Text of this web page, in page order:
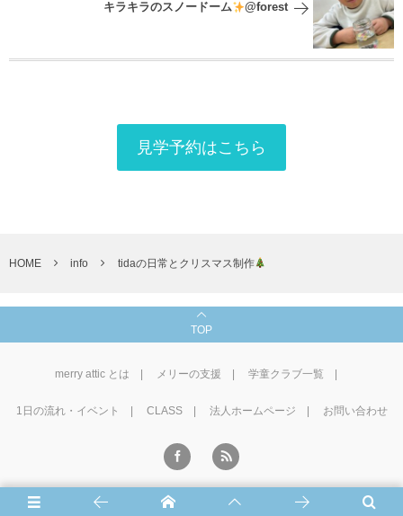
キラキラのスノードーム @forest
見学予約はこちら
HOME info tidaの日常とクリスマス制作
TOP
merry attic とは メリーの支援 学童クラブ一覧
1⽇の流れ・イベント CLASS 法人ホームページ お問い合わせ
2016 - 2026 学童CLUB merry attic